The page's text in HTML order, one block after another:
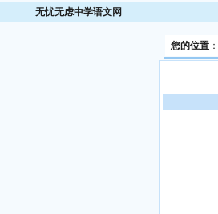
无忧无虑中学语文网
您的位置：